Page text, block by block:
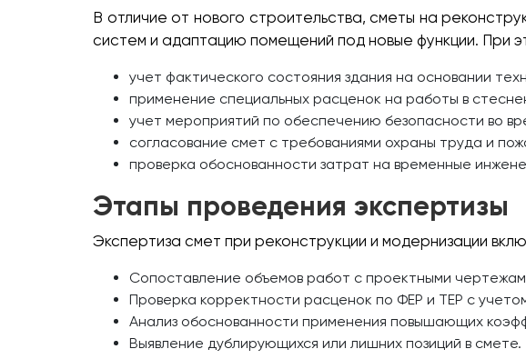
В отличие от нового строительства, сметы на
систем и адаптацию помещений под новые функции. При
учет фактического состояния здания на основании
применение специальных расценок на работы в
учет мероприятий по обеспечению безопасности во
согласование смет с требованиями охраны труда и
проверка обоснованности затрат на временные
Этапы проведения экспертизы
Экспертиза смет при реконструкции и модернизации
Сопоставление объемов работ с проектными
Проверка корректности расценок по ФЕР и ТЕР с
Анализ обоснованности применения повышающих
Выявление дублирующихся или лишних позиций в смете.